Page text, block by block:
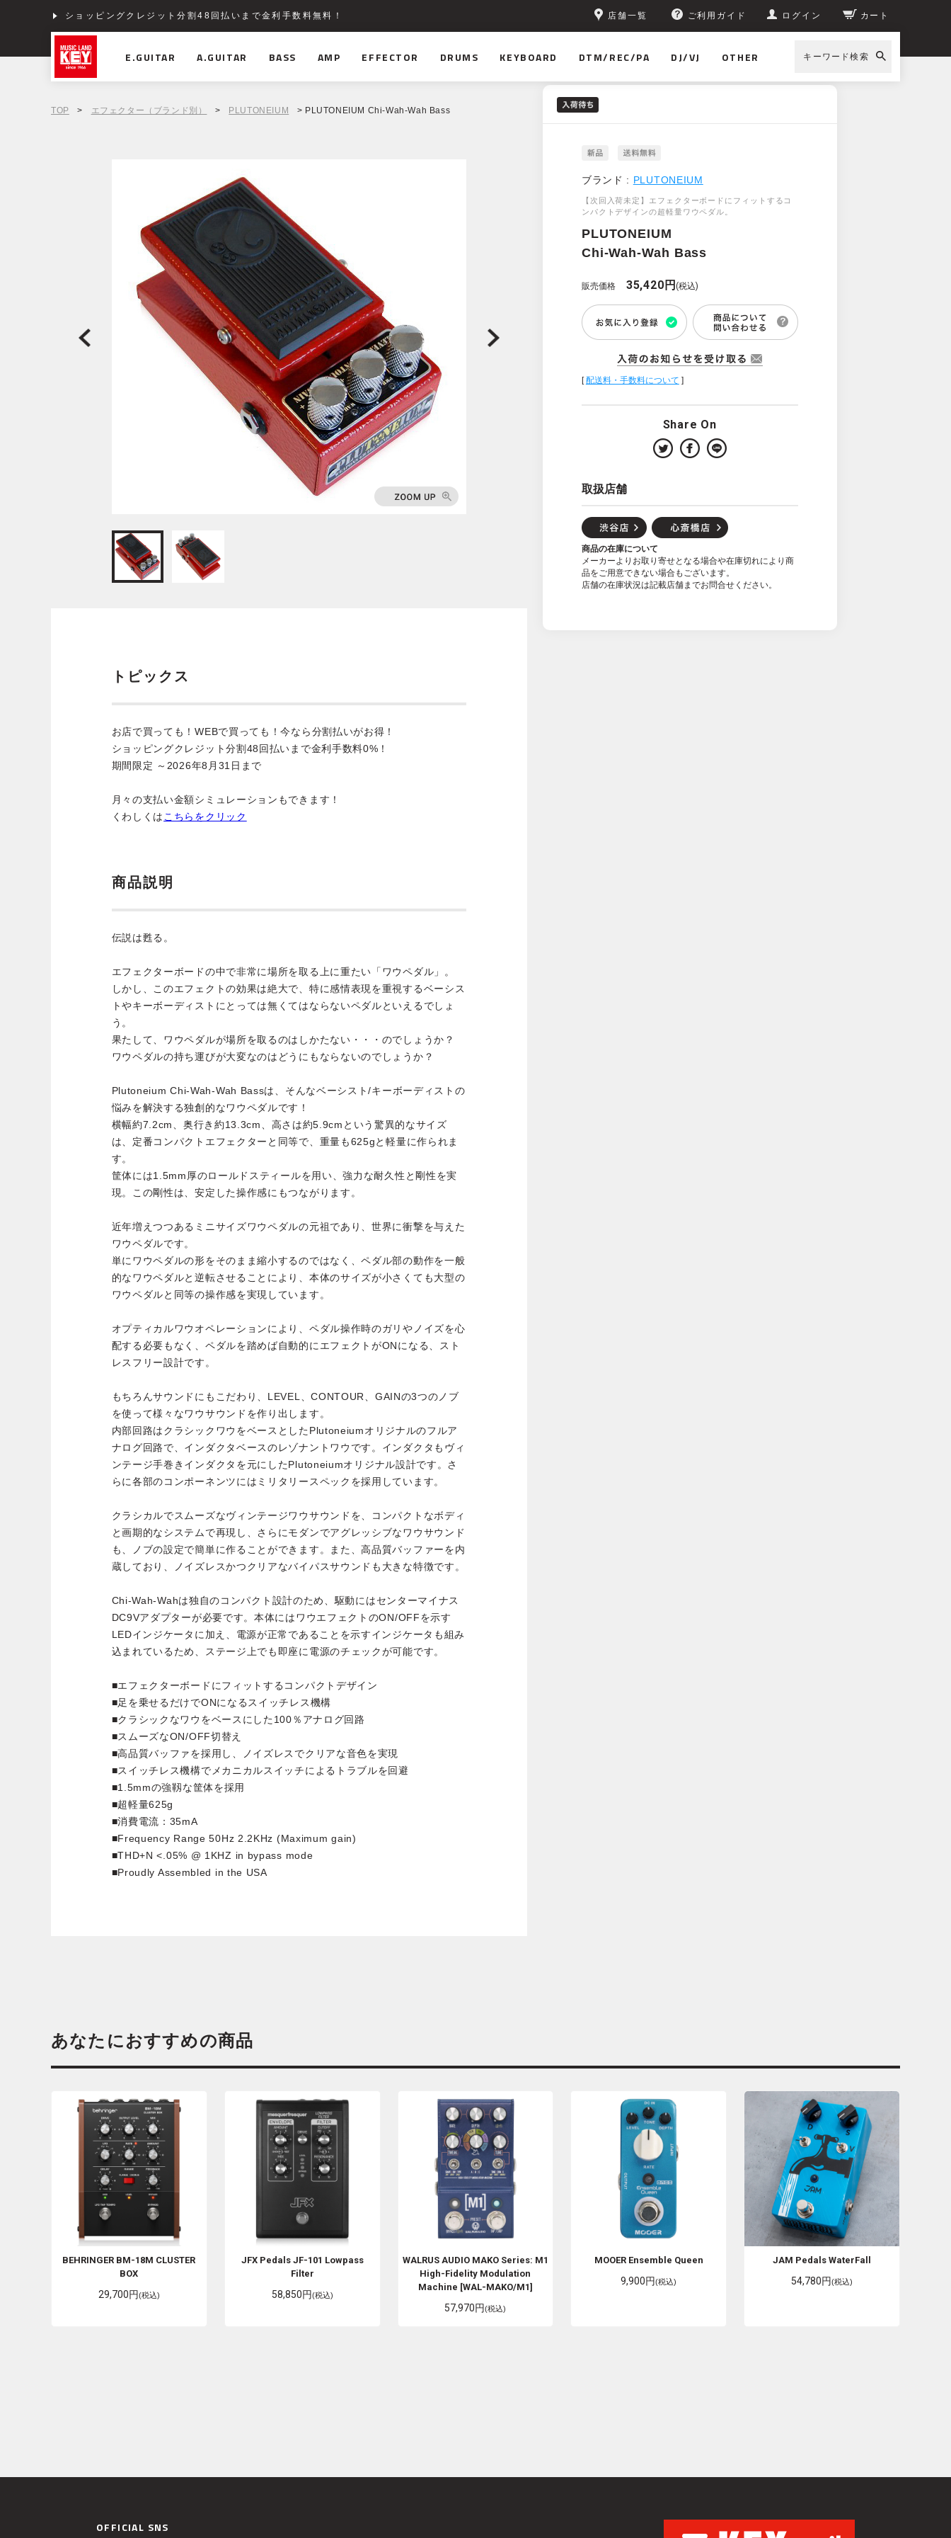
ショッピングクレジット分割48回払いまで金利手数料無料！ 店舗一覧 ご利用ガイド ログイン カート
E.GUITAR A.GUITAR BASS AMP EFFECTOR DRUMS KEYBOARD DTM/REC/PA DJ/VJ OTHER キーワード検索
TOP > エフェクター（ブランド別） > PLUTONEIUM > PLUTONEIUM Chi-Wah-Wah Bass
ブランド : PLUTONEIUM
【次回入荷未定】エフェクターボードにフィットするコ
ンパクトデザインの超軽量ワウペダル。
PLUTONEIUM
Chi-Wah-Wah Bass
販売価格 35,420円(税込)
[配送料・手数料について ]
Share On
取扱店舗
商品の在庫について
メーカーよりお取り寄せとなる場合や在庫切れにより商
品をご用意できない場合もございます。
店舗の在庫状況は記載店舗までお問合せください。
トピックス
お店で買っても！WEBで買っても！今なら分割払いがお得！
ショッピングクレジット分割48回払いまで金利手数料0%！
期間限定 ～2026年8月31日まで
月々の支払い金額シミュレーションもできます！
くわしくは こちらをクリック
商品説明
伝説は甦る。
エフェクターボードの中で非常に場所を取る上に重たい「ワウペダル」。
しかし、このエフェクトの効果は絶大で、特に感情表現を重視するベーシス
トやキーボーディストにとっては無くてはならないペダルといえるでしょ
う。
果たして、ワウペダルが場所を取るのはしかたない・・・のでしょうか？
ワウペダルの持ち運びが大変なのはどうにもならないのでしょうか？
Plutoneium Chi-Wah-Wah Bassは、そんなベーシスト/キーボーディストの
悩みを解決する独創的なワウペダルです！
横幅約7.2cm、奥行き約13.3cm、高さは約5.9cmという驚異的なサイズ
は、定番コンパクトエフェクターと同等で、重量も625gと軽量に作られま
す。
筐体には1.5mm厚のロールドスティールを用い、強力な耐久性と剛性を実
現。この剛性は、安定した操作感にもつながります。
近年増えつつあるミニサイズワウペダルの元祖であり、世界に衝撃を与えた
ワウペダルです。
単にワウペダルの形をそのまま縮小するのではなく、ペダル部の動作を一般
的なワウペダルと逆転させることにより、本体のサイズが小さくても大型の
ワウペダルと同等の操作感を実現しています。
オプティカルワウオペレーションにより、ペダル操作時のガリやノイズを心
配する必要もなく、ペダルを踏めば自動的にエフェクトがONになる、スト
レスフリー設計です。
もちろんサウンドにもこだわり、LEVEL、CONTOUR、GAINの3つのノブ
を使って様々なワウサウンドを作り出します。
内部回路はクラシックワウをベースとしたPlutoneiumオリジナルのフルア
ナログ回路で、インダクタベースのレゾナントワウです。インダクタもヴィ
ンテージ手巻きインダクタを元にしたPlutoneiumオリジナル設計です。さ
らに各部のコンポーネンツにはミリタリースペックを採用しています。
クラシカルでスムーズなヴィンテージワウサウンドを、コンパクトなボディ
と画期的なシステムで再現し、さらにモダンでアグレッシブなワウサウンド
も、ノブの設定で簡単に作ることができます。また、高品質バッファーを内
蔵しており、ノイズレスかつクリアなバイパスサウンドも大きな特徴です。
Chi-Wah-Wahは独自のコンパクト設計のため、駆動にはセンターマイナス
DC9Vアダプターが必要です。本体にはワウエフェクトのON/OFFを示す
LEDインジケータに加え、電源が正常であることを示すインジケータも組み
込まれているため、ステージ上でも即座に電源のチェックが可能です。
■エフェクターボードにフィットするコンパクトデザイン
■足を乗せるだけでONになるスイッチレス機構
■クラシックなワウをベースにした100％アナログ回路
■スムーズなON/OFF切替え
■高品質バッファを採用し、ノイズレスでクリアな音色を実現
■スイッチレス機構でメカニカルスイッチによるトラブルを回避
■1.5mmの強靱な筐体を採用
■超軽量625g
■消費電流：35mA
■Frequency Range 50Hz 2.2KHz (Maximum gain)
■THD+N <.05% @ 1KHZ in bypass mode
■Proudly Assembled in the USA
あなたにおすすめの商品
BEHRINGER BM-18M CLUSTER
BOX
29,700円(税込)
JFX Pedals JF-101 Lowpass
Filter
58,850円(税込)
WALRUS AUDIO MAKO Series: M1
High-Fidelity Modulation
Machine [WAL-MAKO/M1]
57,970円(税込)
MOOER Ensemble Queen
9,900円(税込)
JAM PedalsWaterFall
54,780円(税込)
OFFICIAL SNS